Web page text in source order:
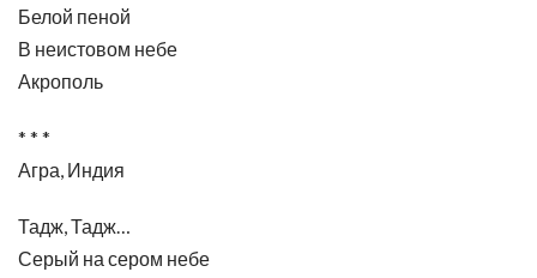
Белой пеной
В неистовом небе
Акрополь
* * *
Агра, Индия
Тадж, Тадж…
Серый на сером небе